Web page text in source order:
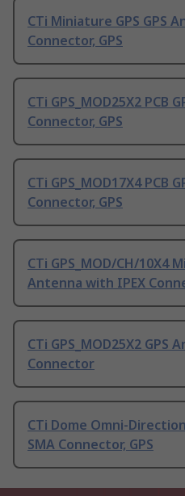
CTi Miniature GPS GPS
Connector, GPS
CTi GPS_MOD25X2 PCB
Connector, GPS
CTi GPS_MOD17X4 PCB
Connector, GPS
CTi GPS_MOD/CH/10X4
Antenna with IPEX
CTi GPS_MOD25X2 GPS
Connector
CTi Dome Omni-
SMA Connector, GPS